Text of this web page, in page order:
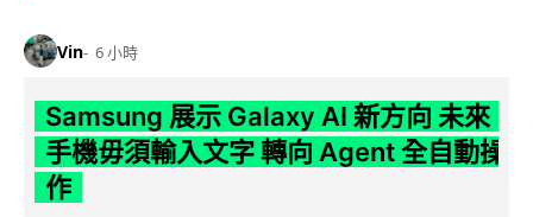
Vin 6 小時
Samsung 展示 Galaxy AI 新方向 未來
手機毋須輸入文字 轉向 Agent 全自動操
作